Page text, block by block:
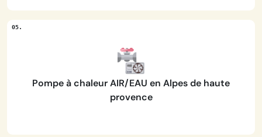
Pompe à chaleur AIR/EAU en Alpes de haute
provence